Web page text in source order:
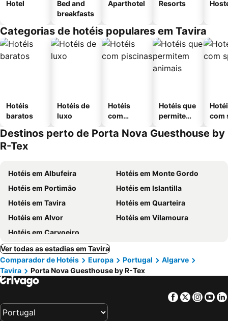
Hotel
Bed and
breakfasts
Aparthotel Resorts
Categorias de hotéis populares em Tavira
Hotéis
baratos
Hotéis de
luxo
Hotéis
com
Hotéis que
permitem
com
Destinos perto de Porta Nova Guesthouse by
R-Tex
Hotéis em Albufeira
Hotéis em Monte Gordo
Hotéis em Portimão
Hotéis em Islantilla
Hotéis em Tavira
Hotéis em Quarteira
Hotéis em Alvor
Hotéis em Vilamoura
Hotéis em Carvoeiro
Ver todas as estadias em Tavira
Comparador de Hotéis
Europa Portugal
Algarve
Tavira
Porta Nova Guesthouse by R-Tex
Facebook
Twitter